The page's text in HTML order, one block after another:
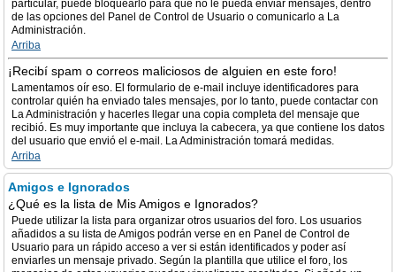
particular, puede bloquearlo para que no le pueda enviar mensajes, dentro
de las opciones del Panel de Control de Usuario o comunicarlo a La
Administración.
Arriba
¡Recibí spam o correos maliciosos de alguien en este foro!
Lamentamos oír eso. El formulario de e-mail incluye identificadores para
controlar quién ha enviado tales mensajes, por lo tanto, puede contactar con
La Administración y hacerles llegar una copia completa del mensaje que
recibió. Es muy importante que incluya la cabecera, ya que contiene los datos
del usuario que envió el e-mail. La Administración tomará medidas.
Arriba
Amigos e Ignorados
¿Qué es la lista de Mis Amigos e Ignorados?
Puede utilizar la lista para organizar otros usuarios del foro. Los usuarios
añadidos a su lista de Amigos podrán verse en en Panel de Control de
Usuario para un rápido acceso a ver si están identificados y poder así
enviarles un mensaje privado. Según la plantilla que utilice el foro, los